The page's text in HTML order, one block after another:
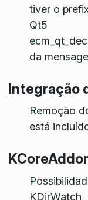
tiver o
Qt5
da
Integração
Remoção
está
KDirWatch